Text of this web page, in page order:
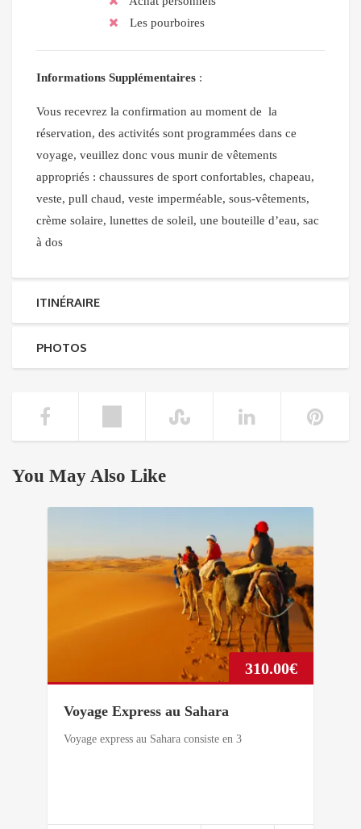
Les pourboires
Informations Supplémentaires :
Vous recevrez la confirmation au moment de la
réservation, des activités sont programmées dans ce
voyage, veuillez donc vous munir de vêtements
appropriés : chaussures de sport confortables, chapeau,
veste, pull chaud, veste imperméable, sous-vêtements,
crème solaire, lunettes de soleil, une bouteille d’eau, sac
à dos
ITINÉRAIRE
PHOTOS
You May Also Like
310.00€
Voyage Express au Sahara
Voyage express au Sahara consiste en 3